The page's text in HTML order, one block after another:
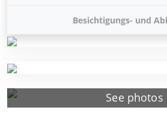
See photos
Besichtigungs- und